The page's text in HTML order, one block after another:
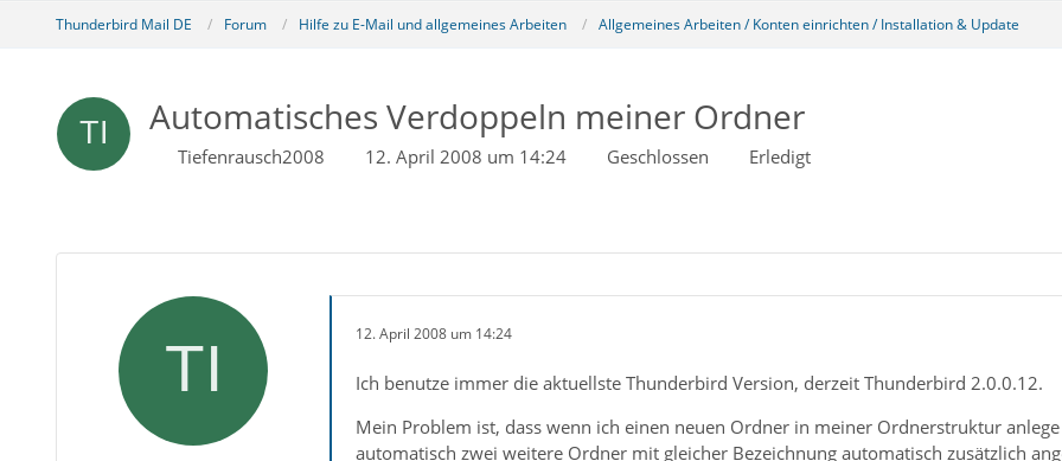
Thunderbird Mail DE Forum Hilfe zu E-Mail und allgemeines Arbeiten Allgemeines Arbeiten / Konten einrichten / Installation & Update
Automatisches Verdoppeln meiner Ordner
Tiefenrausch2008 12. April 2008 um 14:24 Geschlossen Erledigt
12. April 2008 um 14:24
Ich benutze immer die aktuellste Thunderbird Version, derzeit Thunderbird 2.0.0.12.
Mein Problem ist, dass wenn ich einen neuen Ordner in meiner Ordnerstruktur
automatisch zwei weitere Ordner mit gleicher Bezeichnung automatisch zusätzlich